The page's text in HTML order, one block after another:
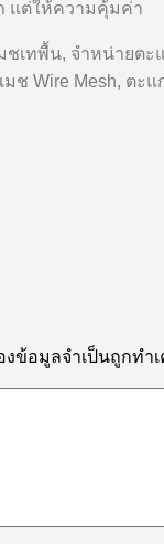
แต่ให้ความคุ้มค่า
มชเทพื้น, จำหน่าย
มช Wire Mesh, ต
งข้อมูลจำเป็นถูกทำ